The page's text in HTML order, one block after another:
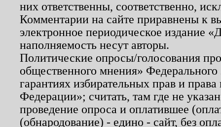
них ответственны, соответственно,
Комментарии на сайте приравнены к
электронное периодическое издание
наполняемость несут авторы.
Политические опросы/голосования
общественного мнения»
гарантиях избирательных прав и
Федерации»; считать, там где не
проведение опроса и оплатившее
(обнародование) - едино - сайт, без